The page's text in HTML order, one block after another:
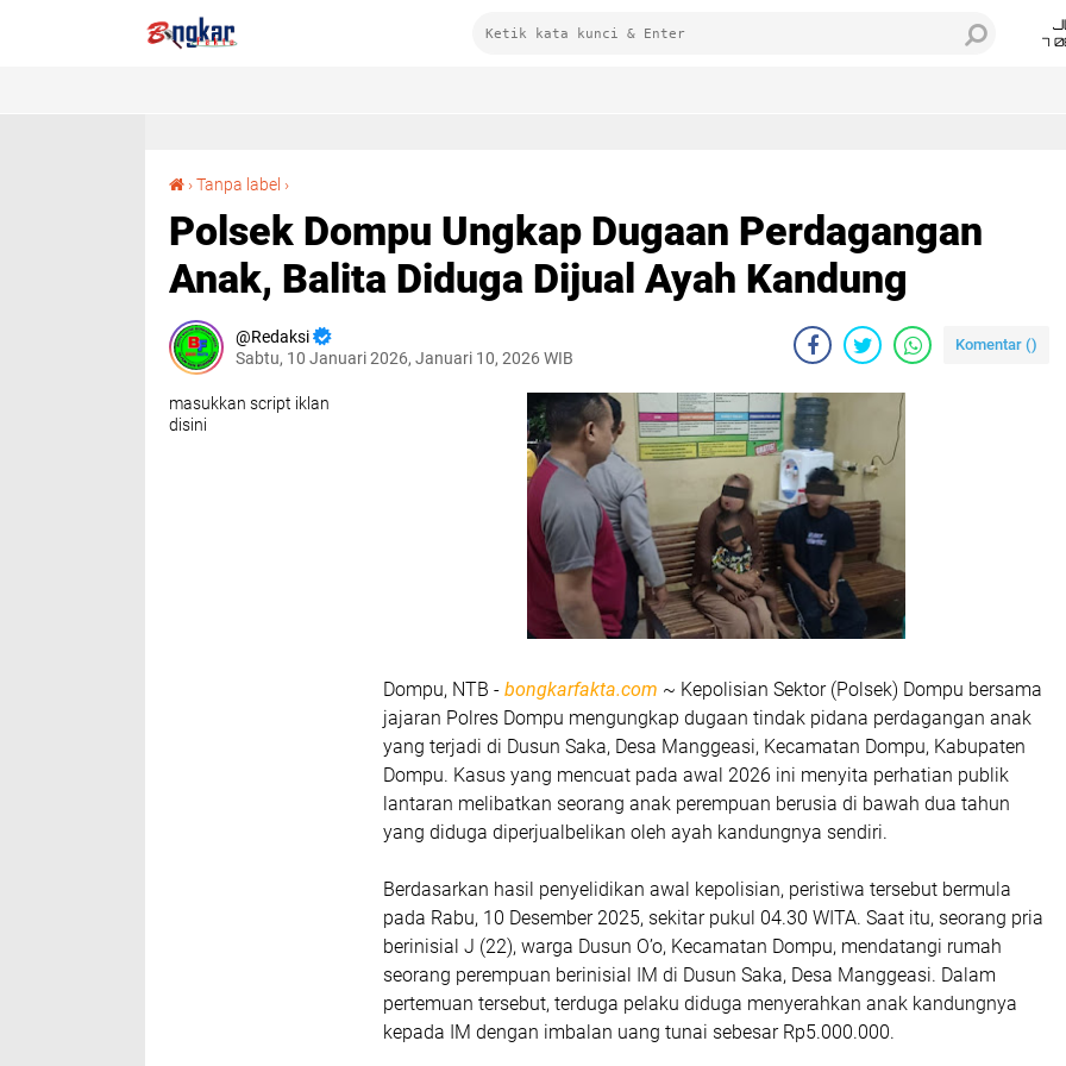
7
›Tanpa label ›
Polsek Dompu Ungkap Dugaan Perdagangan
Anak, Balita Diduga Dijual Ayah Kandung
Redaksi
Sabtu, 10 Januari 2026, Januari 10, 2026 WIB
Komentar ()
masukkan script iklan
disini
Dompu, NTB - bongkarfakta.com ~ Kepolisian Sektor (Polsek) Dompu bersama
jajaran Polres Dompu mengungkap dugaan tindak pidana perdagangan anak
yang terjadi di Dusun Saka, Desa Manggeasi, Kecamatan Dompu, Kabupaten
Dompu. Kasus yang mencuat pada awal 2026 ini menyita perhatian publik
lantaran melibatkan seorang anak perempuan berusia di bawah dua tahun
yang diduga diperjualbelikan oleh ayah kandungnya sendiri.
Berdasarkan hasil penyelidikan awal kepolisian, peristiwa tersebut bermula
pada Rabu, 10 Desember 2025, sekitar pukul 04.30 WITA. Saat itu, seorang pria
berinisial J (22), warga Dusun O’o, Kecamatan Dompu, mendatangi rumah
seorang perempuan berinisial IM di Dusun Saka, Desa Manggeasi. Dalam
pertemuan tersebut, terduga pelaku diduga menyerahkan anak kandungnya
kepada IM dengan imbalan uang tunai sebesar Rp5.000.000.